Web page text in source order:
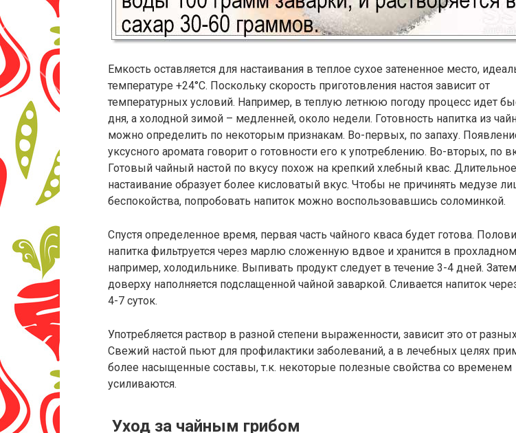
Емкость оставляется для настаивания в теплое сухое затененное место,
температуре +24°С. Поскольку скорость приготовления настоя зависит от
температурных условий. Например, в теплую летнюю погоду процесс идет
дня, а холодной зимой – медленней, около недели. Готовность напитка из
можно определить по некоторым признакам. Во-первых, по запаху.
уксусного аромата говорит о готовности его к употреблению. Во-вторых, по
Готовый чайный настой по вкусу похож на крепкий хлебный квас. Длительное
настаивание образует более кисловатый вкус. Чтобы не причинять медузе
беспокойства, попробовать напиток можно воспользовавшись соломинкой.
Спустя определенное время, первая часть чайного кваса будет готова.
напитка фильтруется через марлю сложенную вдвое и хранится в
например, холодильнике. Выпивать продукт следует в течение 3-4 дней.
доверху наполняется подслащенной чайной заваркой. Сливается напиток
4-7 суток.
Употребляется раствор в разной степени выраженности, зависит это от
Свежий настой пьют для профилактики заболеваний, а в лечебных целях
более насыщенные составы, т.к. некоторые полезные свойства со временем
усиливаются.
Уход за чайным грибом